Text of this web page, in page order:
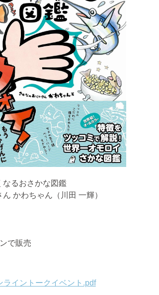
なるおさかな図鑑
かわちゃん（川田 一輝）
で販売
イントークイベント.pdf